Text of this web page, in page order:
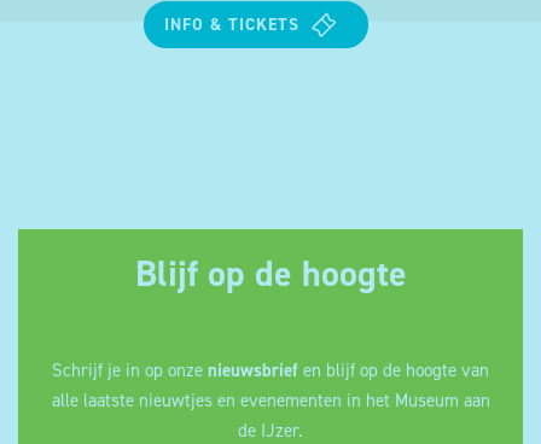
INFO & TICKETS
Blijf op de hoogte
Schrijf je in op onze nieuwsbrief en blijf op de hoogte van
alle laatste nieuwtjes en evenementen in het Museum aan
de IJzer.